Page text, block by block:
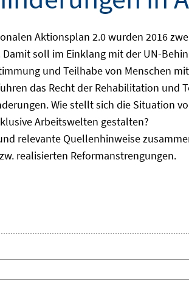
Aktionsplan 2.0 wurden 2016
soll im Einklang mit der UN-
und Teilhabe von Menschen
das Recht der Rehabilitation und
Wie stellt sich die Situation
Arbeitswelten gestalten?
relevante Quellenhinweise
realisierten Reformanstrengungen.